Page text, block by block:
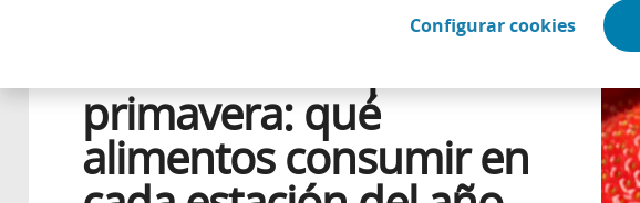
Configurar cookies(Abrir
primavera: qué
alimentos consumir en